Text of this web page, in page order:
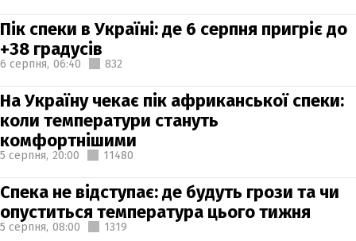
Пік спеки в Україні: де 6 серпня пригріє до
+38 градусів
6 серпня, 06:40 832
На Україну чекає пік африканської спеки:
коли температури стануть
комфортнішими
5 серпня, 20:00 11480
Спека не відступає: де будуть грози та чи
опуститься температура цього тижня
5 серпня, 08:00 1319